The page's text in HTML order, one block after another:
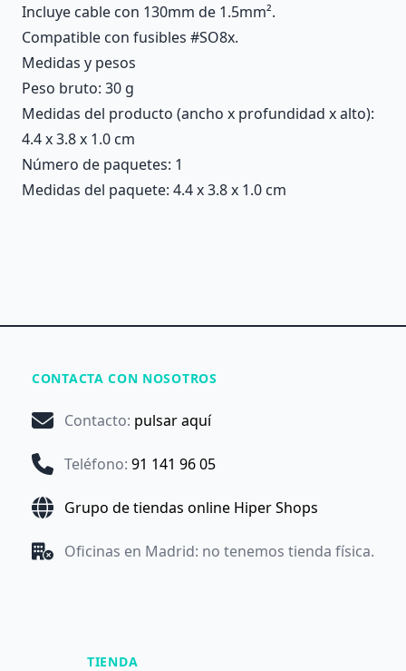
Incluye cable con 130mm de 1.5mm².
Compatible con fusibles #SO8x.
Medidas y pesos
Peso bruto: 30 g
Medidas del producto (ancho x profundidad x alto):
4.4 x 3.8 x 1.0 cm
Número de paquetes: 1
Medidas del paquete: 4.4 x 3.8 x 1.0 cm
CONTACTA CON NOSOTROS
Contacto: pulsar aquí
Teléfono: 91 141 96 05
Grupo de tiendas online Hiper Shops
Oficinas en Madrid: no tenemos tienda física.
TIENDA